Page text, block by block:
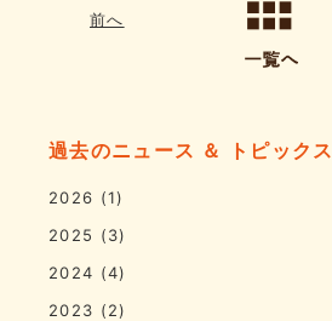
前へ
過去のニュース ＆ トピックス
2026 (1)
2025 (3)
2024 (4)
2023 (2)